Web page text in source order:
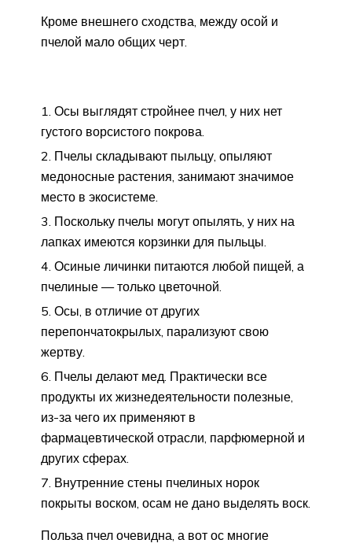
Кроме внешнего сходства, между осой и
пчелой мало общих черт.
Осы выглядят стройнее пчел, у них нет
густого ворсистого покрова.
Пчелы складывают пыльцу, опыляют
медоносные растения, занимают значимое
место в экосистеме.
Поскольку пчелы могут опылять, у них на
лапках имеются корзинки для пыльцы.
Осиные личинки питаются любой пищей, а
пчелиные — только цветочной.
Осы, в отличие от других
перепончатокрылых, парализуют свою
жертву.
Пчелы делают мед. Практически все
продукты их жизнедеятельности полезные,
из-за чего их применяют в
фармацевтической отрасли, парфюмерной и
других сферах.
Внутренние стены пчелиных норок
покрыты воском, осам не дано выделять воск.
Польза пчел очевидна, а вот ос многие